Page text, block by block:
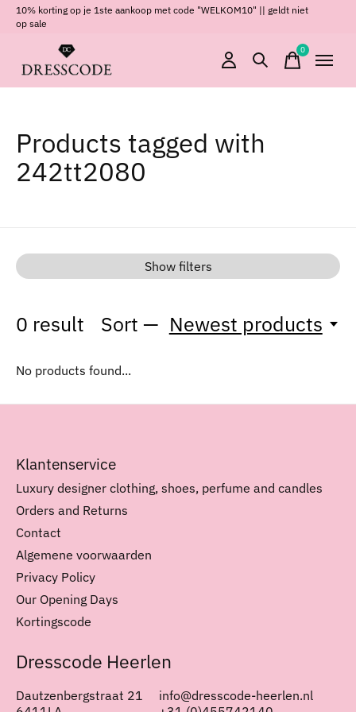
10% korting op je 1ste aankoop met code "WELKOM10" || geldt niet
op sale
0items
Products tagged with
242tt2080
Show filters
0 result Sort — Newest products
No products found...
Klantenservice
Luxury designer clothing, shoes, perfume and candles
Orders and Returns
Contact
Algemene voorwaarden
Privacy Policy
Our Opening Days
Kortingscode
Dresscode Heerlen
Dautzenbergstraat 21
info@dresscode-heerlen.nl